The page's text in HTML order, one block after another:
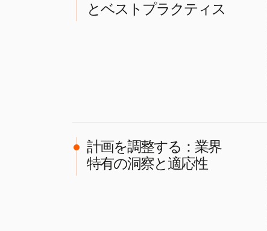
とベストプラクティス
計画を調整する：業界
特有の洞察と適応性